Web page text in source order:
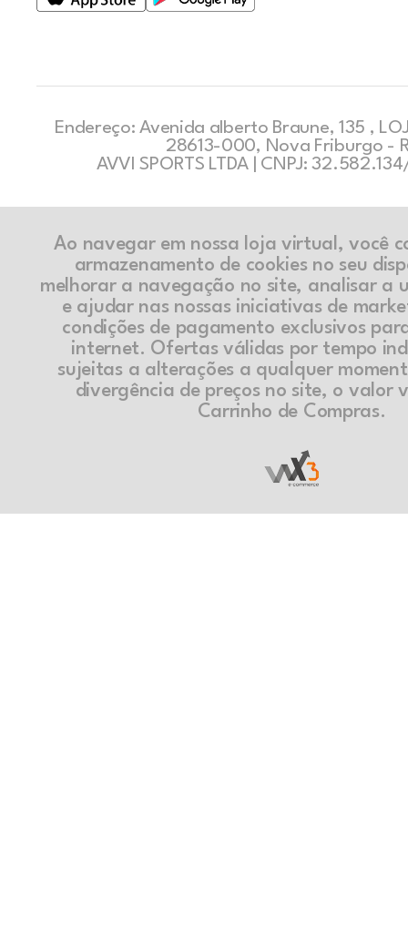
Endereço: Avenida alberto Braune, 135 ,
28613-000, Nova Friburgo -
AVVI SPORTS LTDA | CNPJ:
Ao navegar em nossa loja virtual, você
armazenamento de cookies no seu
melhorar a navegação no site, analisar a
e ajudar nas nossas iniciativas de
condições de pagamento exclusivos
internet. Ofertas válidas por tempo
sujeitas a alterações a qualquer
divergência de preços no site, o valor
Carrinho de Compras.